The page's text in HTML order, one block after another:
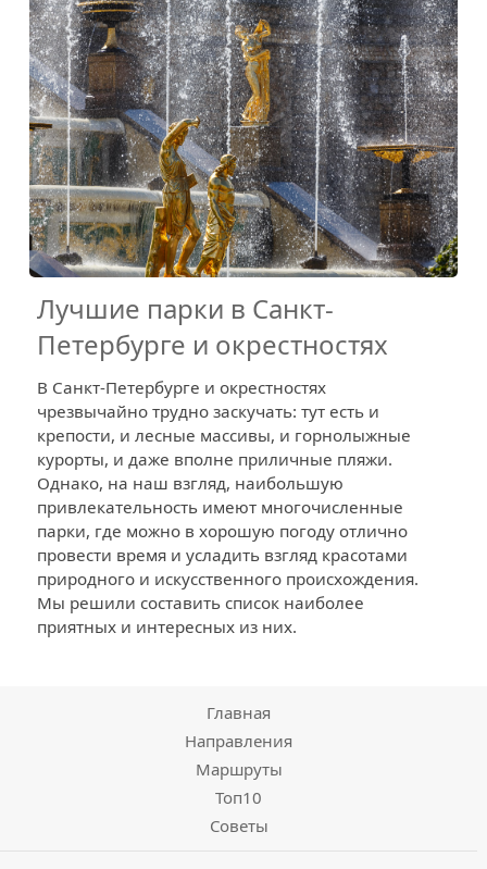
Лучшие парки в Санкт-
Петербурге и окрестностях
В Санкт-Петербурге и окрестностях
чрезвычайно трудно заскучать: тут есть и
крепости, и лесные массивы, и горнолыжные
курорты, и даже вполне приличные пляжи.
Однако, на наш взгляд, наибольшую
привлекательность имеют многочисленные
парки, где можно в хорошую погоду отлично
провести время и усладить взгляд красотами
природного и искусственного происхождения.
Мы решили составить список наиболее
приятных и интересных из них.
Главная
Направления
Маршруты
Топ10
Советы